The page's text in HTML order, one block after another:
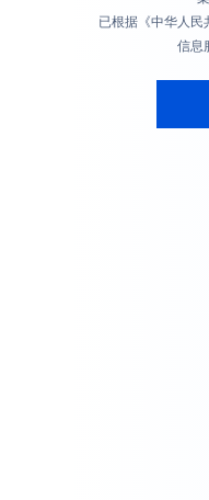
已根据《中华人民
信息